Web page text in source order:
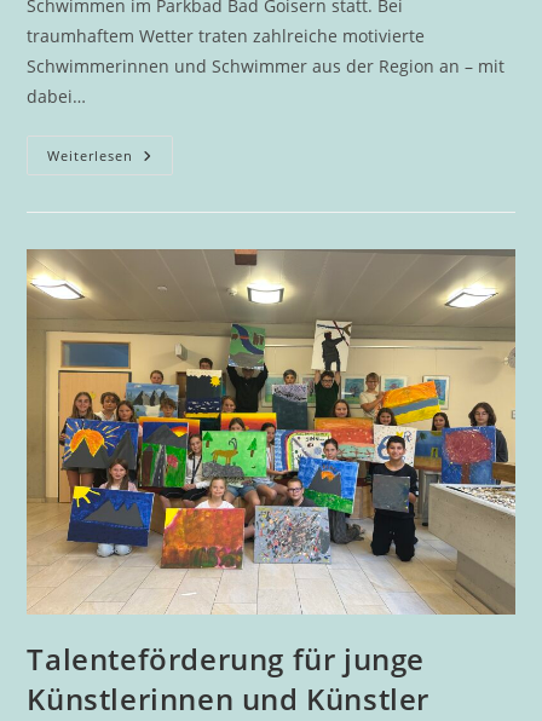
Schwimmen im Parkbad Bad Goisern statt. Bei
traumhaftem Wetter traten zahlreiche motivierte
Schwimmerinnen und Schwimmer aus der Region an – mit
dabei…
Weiterlesen Bezirksmeisterschaften
Schwimmen
–
Für
Schülerinnen
Schüler
Talenteförderung für junge
Künstlerinnen und Künstler